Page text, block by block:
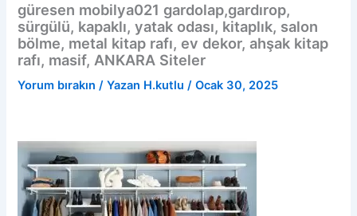
güresen mobilya021 gardolap,gardırop,
sürgülü, kapaklı, yatak odası, kitaplık, salon
bölme, metal kitap rafı, ev dekor, ahşak kitap
rafı, masif, ANKARA Siteler
Yorum bırakın / Yazan H.kutlu/Ocak 30, 2025